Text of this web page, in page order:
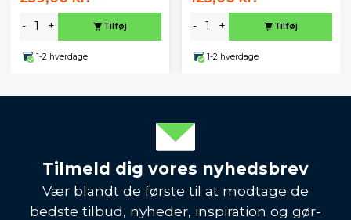
- + Tilføj
1-2 hverdage
- + Tilføj
1-2 hverdage
Tilmeld dig vores nyhedsbrev
Vær blandt de første til at modtage de
bedste tilbud, nyheder, inspiration og gør-